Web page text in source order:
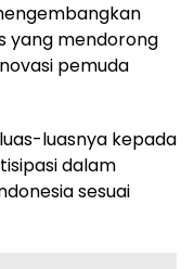
yang mendorong
pemuda
luasnya kepada
dalam
sesuai